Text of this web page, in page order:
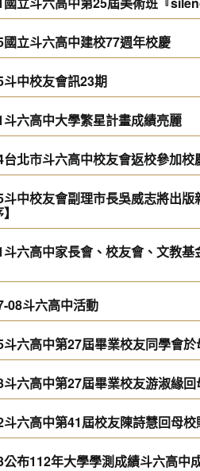
立斗六高中建校77週年校慶
中校友會訊23期
六高中大學繁星計畫成績亮麗
北市斗六高中校友會返校參加校
中校友會副理市長吳威志將出
六高中家長會、校友會、文教
08斗六高中活動
六高中第27屆畢業校友同學會
六高中第27屆畢業校友游淑緣
六高中第41屆校友陳詩慧回母
布112年大學學測成績斗六高中